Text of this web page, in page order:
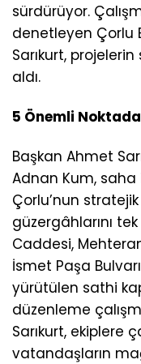
sürdürüyor.
denetleyen Çorlu
Sarıkurt,
aldı.
5 Önemli
Başkan Ahmet
Adnan Kum,
Çorlu’nun
güzergâhlarını
Caddesi,
İsmet Paşa
yürütülen sathi
düzenleme
Sarıkurt, ekiplere
vatandaşların